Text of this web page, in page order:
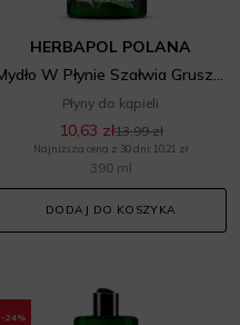
HERBAPOL POLANA
Mydło W Płynie Szałwia Gruszka
Płyny do kąpieli
10,63 zł13,99 zł
Najniższa cena z 30 dni: 10,21 zł
390 ml
DODAJ DO KOSZYKA
-24%